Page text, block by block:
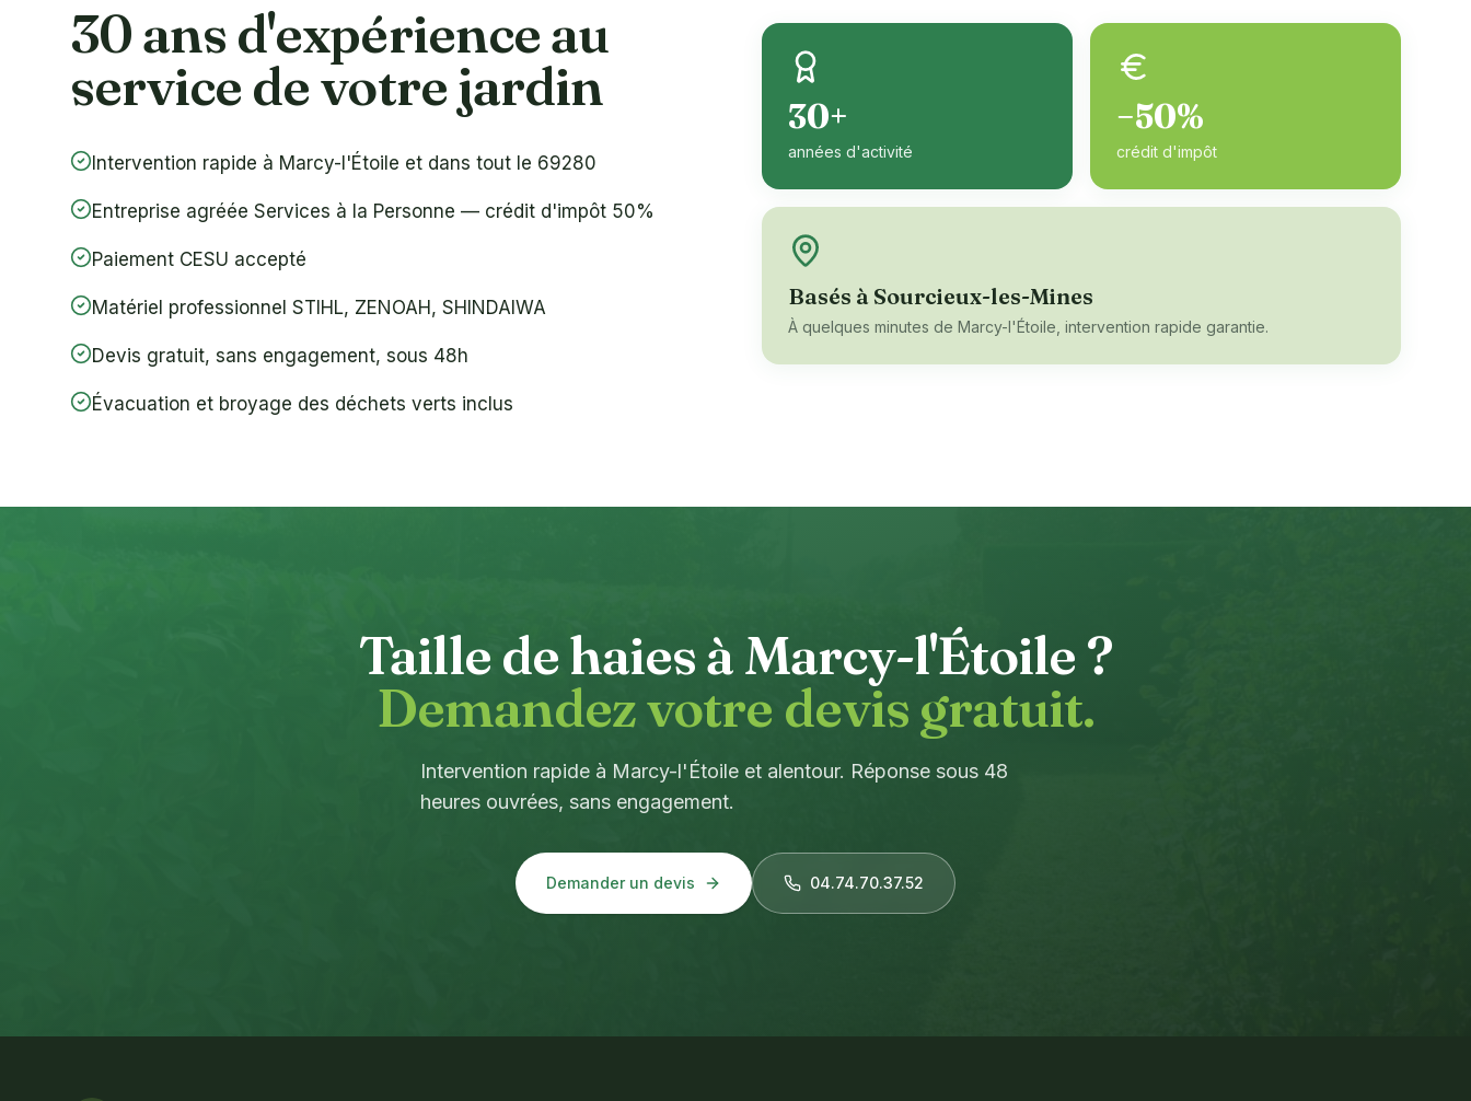
30 ans d'expérience au
service de votre jardin
Intervention rapide à Marcy-l'Étoile et dans tout le 69280
Entreprise agréée Services à la Personne — crédit d'impôt 50%
Paiement CESU accepté
Matériel professionnel STIHL, ZENOAH, SHINDAIWA
Devis gratuit, sans engagement, sous 48h
Évacuation et broyage des déchets verts inclus
30+
années d'activité
−50%
crédit d'impôt
Basés à Sourcieux-les-Mines
À quelques minutes de Marcy-l'Étoile , intervention rapide garantie.
Taille de haies àMarcy-l'Étoile ?
Demandez votre devis gratuit.
Intervention rapide à Marcy-l'Étoile et alentour. Réponse sous 48
heures ouvrées, sans engagement.
Demander un devis 04.74.70.37.52